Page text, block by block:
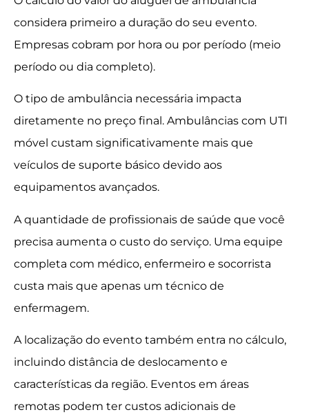
considera primeiro a duração do seu evento.
Empresas cobram por hora ou por período (meio
período ou dia completo).
O tipo de ambulância necessária impacta
diretamente no preço final. Ambulâncias com UTI
móvel custam significativamente mais que
veículos de suporte básico devido aos
equipamentos avançados.
A quantidade de profissionais de saúde que você
precisa aumenta o custo do serviço. Uma equipe
completa com médico, enfermeiro e socorrista
custa mais que apenas um técnico de
enfermagem.
A localização do evento também entra no cálculo,
incluindo distância de deslocamento e
características da região. Eventos em áreas
remotas podem ter custos adicionais de